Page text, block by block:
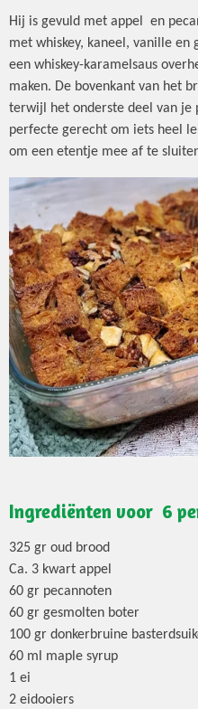
Hij is gevuld met appel en
met whiskey, kaneel, vanille en
een whiskey-karamelsaus
maken. De bovenkant van het
terwijl het onderste deel van je
perfecte gerecht om iets heel
om een etentje mee af te
Ingrediënten voor 6
325 gr oud brood
Ca. 3 kwart appel
60 gr pecannoten
60 gr gesmolten boter
100 gr donkerbruine
60 ml maple syrup
1 ei
2 eidooiers